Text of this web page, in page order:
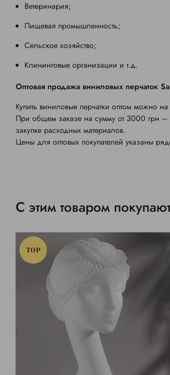
Ветеринария;
Пищевая промышленность;
Сельское хозяйство;
Клининговые организации и т.д.
Оптовая продажа виниловых перчаток
Купить виниловые перчатки оптом можно
При общем заказе на сумму от 3000 грн –
закупке расходных материалов.
Цены для оптовых покупателей указаны
С этим товаром
TOP